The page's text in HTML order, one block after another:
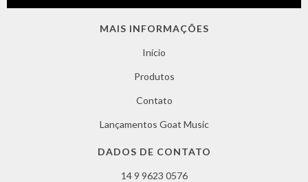
MAIS INFORMAÇÕES
Início
Produtos
Contato
Lançamentos Goat Music
DADOS DE CONTATO
14 9 9623 0576